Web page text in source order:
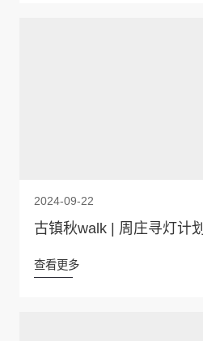
2024-09-22
古镇秋walk | 周庄寻灯计划
查看更多